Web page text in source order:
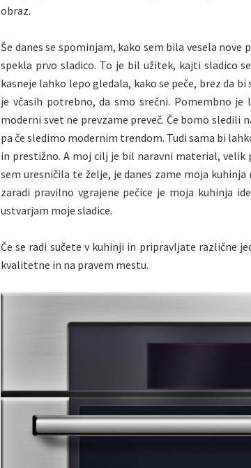
obraz.
Še danes se spominjam, kako sem bila vesela nove
spekla prvo sladico. To je bil užitek, kajti sladico
kasneje lahko lepo gledala, kako se peče, brez da
je včasih potrebno, da smo srečni. Pomembno
moderni svet ne prevzame preveč. Če bomo
pa če sledimo modernim trendom. Tudi sama bi
in prestižno. A moj cilj je bil naravni material, velik
sem uresničila te želje, je danes zame moja
zaradi pravilno vgrajene pečice je moja kuhinja
ustvarjam moje sladice.
Če se radi sučete v kuhinji in pripravljate različne
kvalitetne in na pravem mestu.